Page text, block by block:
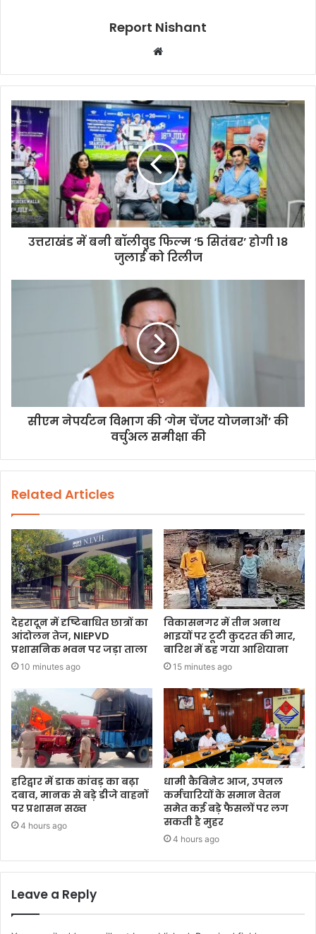
Report Nishant
b
s
i
t
e
उत्तराखंड में बनी बॉलीवुड फिल्म ‘5 सितंबर’ होगी 18
जुलाई को रिलीज
सीएम नेपर्यटन विभाग की ‘गेम चेंजर योजनाओं’ की
वर्चुअल समीक्षा की
Related Articles
देहरादून में दृष्टिबाधित छात्रों का
आंदोलन तेज, NIEPVD
प्रशासनिक भवन पर जड़ा ताला
10 minutes ago
विकासनगर में तीन अनाथ
भाइयों पर टूटी कुदरत की मार,
बारिश में ढह गया आशियाना
15 minutes ago
हरिद्वार में डाक कांवड़ का बढ़ा
दबाव, मानक से बड़े डीजे वाहनों
पर प्रशासन सख्त
4 hours ago
धामी कैबिनेट आज, उपनल
कर्मचारियों के समान वेतन
समेत कई बड़े फैसलों पर लग
सकती है मुहर
4 hours ago
Leave a Reply